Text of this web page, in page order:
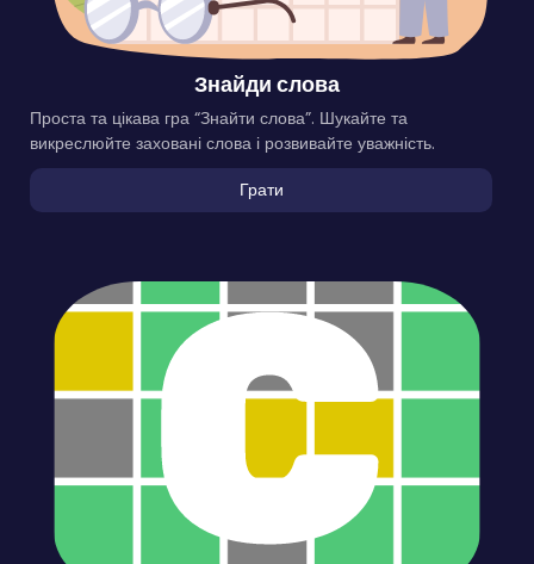
Знайди слова
Проста та цікава гра “Знайти слова”. Шукайте та
викреслюйте заховані слова і розвивайте уважність.
Грати